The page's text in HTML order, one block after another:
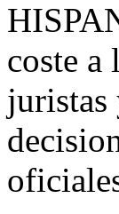
coste a
juristas